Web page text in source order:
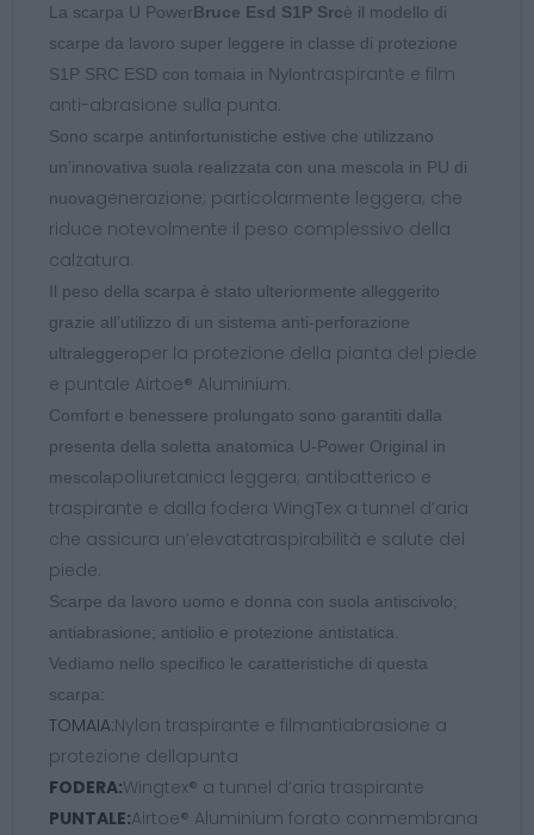
La scarpa U PowerBruce Esd S1P Srcè il modello di
scarpe da lavoro super leggere in classe di protezione
S1P SRC ESD con tomaia in Nylontraspirante e film
anti-abrasione sulla punta.
Sono scarpe antinfortunistiche estive che utilizzano
un’innovativa suola realizzata con una mescola in PU di
nuovagenerazione; particolarmente leggera; che
riduce notevolmente il peso complessivo della
calzatura.
Il peso della scarpa è stato ulteriormente alleggerito
grazie all’utilizzo di un sistema anti-perforazione
ultraleggeroper la protezione della pianta del piede
e puntale Airtoe® Aluminium.
Comfort e benessere prolungato sono garantiti dalla
presenta della soletta anatomica U-Power Original in
mescolapoliuretanica leggera; antibatterico e
traspirante e dalla fodera WingTex a tunnel d’aria
che assicura un’elevatatraspirabilità e salute del
piede.
Scarpe da lavoro uomo e donna con suola antiscivolo;
antiabrasione; antiolio e protezione antistatica.
Vediamo nello specifico le caratteristiche di questa
scarpa:
TOMAIA:Nylon traspirante e filmantiabrasione a
protezione dellapunta
FODERA:Wingtex® a tunnel d’aria traspirante
PUNTALE:Airtoe® Aluminium forato conmembrana